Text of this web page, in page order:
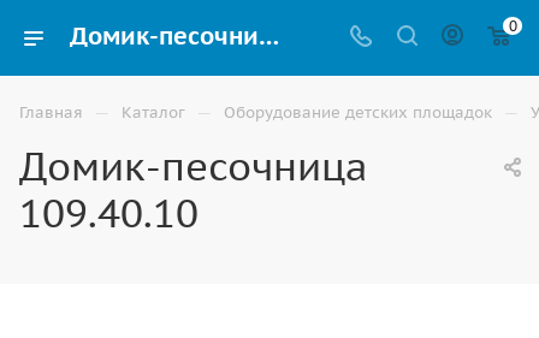
Домик-песочница 109.40.10 для детской площадки купить в Ставрополе 0
Главная — Каталог — Оборудование детских площадок —
Домик-песочница
109.40.10